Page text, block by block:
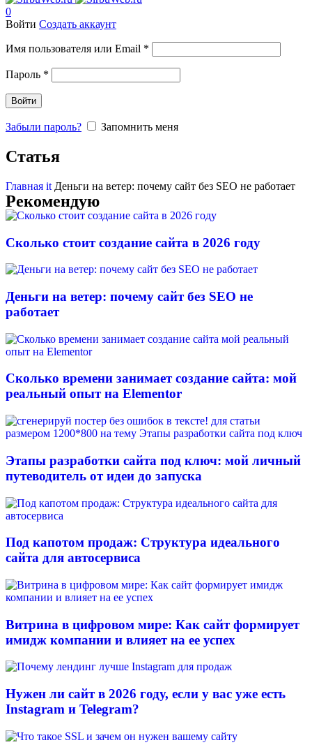
0
Войти Создать аккаунт
Имя пользователя или Email *
Пароль *
Войти
Забыли пароль? Запомнить меня
Статья
Главная it Деньги на ветер: почему сайт без SEO не работает
Рекомендую
Сколько стоит создание сайта в 2026 году
Деньги на ветер: почему сайт без SEO не
работает
Сколько времени занимает создание сайта: мой
реальный опыт на Elementor
Этапы разработки сайта под ключ: мой личный
путеводитель от идеи до запуска
Под капотом продаж: Структура идеального
сайта для автосервиса
Витрина в цифровом мире: Как сайт формирует
имидж компании и влияет на ее успех
Нужен ли сайт в 2026 году, если у вас уже есть
Instagram и Telegram?